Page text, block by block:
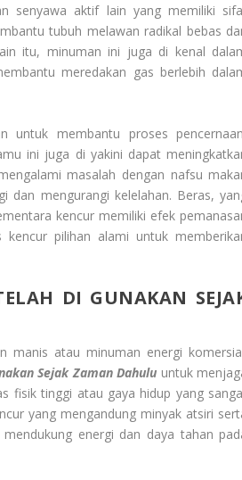
senyawa aktif lain yang memiliki
tubuh melawan radikal bebas
itu, minuman ini juga di kenal
meredakan gas berlebih
membantu proses
ini juga di yakini dapat
masalah dengan nafsu
dan mengurangi kelelahan. Beras,
kencur memiliki efek
pilihan alami untuk
DI GUNAKAN
manis atau minuman energi
Sejak Zaman Dahulu untuk
fisik tinggi atau gaya hidup yang
yang mengandung minyak atsiri
energi dan daya tahan